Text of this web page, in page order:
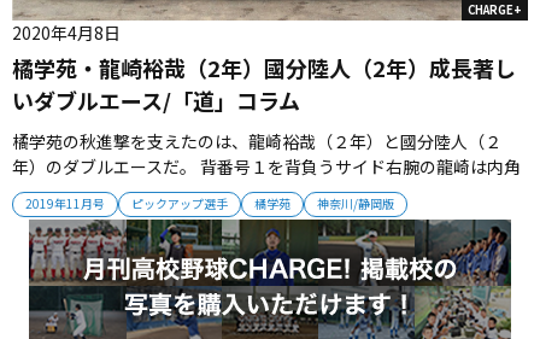
CHARGE+
2019年11月号 ピックアップ選手 橘学苑 神奈川/静岡版
橘学苑・龍崎裕哉（2年）國分陸人（2年）成長著し
いダブルエース/「道」コラム
2020年4月8日
橘学苑の秋進撃を支えたのは、龍崎裕哉（２年）と國分陸人（２
年）のダブルエースだ。 背番号１を背負うサイド右腕の龍崎は内角
をえぐるストレートと外角のスライダーを駆使する強気なピッチン
グが特長。 背番号10の国分は多彩な変化球で相手を打ち取る技巧派
右腕。 チームはタイプの違う投手を使い分けて勝ち進んだ。 龍崎は
「秋にベスト...